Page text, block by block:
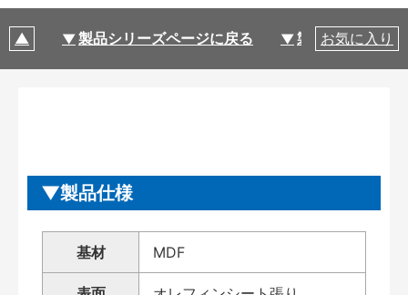
製品シリーズページに戻る 製品仕様
お気に入り
製品仕様
基材 MDF